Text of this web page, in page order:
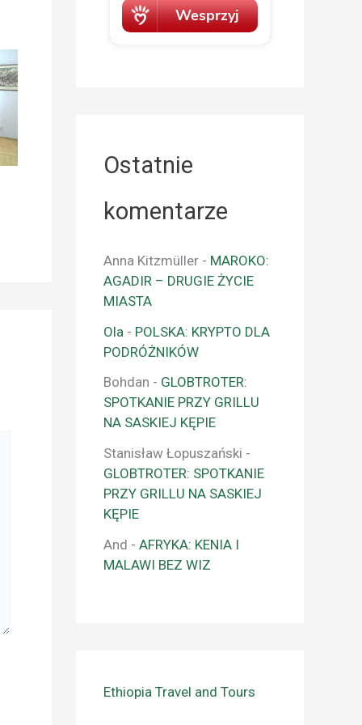
Ostatnie
komentarze
Anna Kitzmüller - MAROKO:
AGADIR – DRUGIE ŻYCIE
MIASTA
Ola - POLSKA: KRYPTO DLA
PODRÓŻNIKÓW
Bohdan - GLOBTROTER:
SPOTKANIE PRZY GRILLU
NA SASKIEJ KĘPIE
Stanisław Łopuszański -
GLOBTROTER: SPOTKANIE
PRZY GRILLU NA SASKIEJ
KĘPIE
And - AFRYKA: KENIA I
MALAWI BEZ WIZ
Ethiopia Travel and Tours